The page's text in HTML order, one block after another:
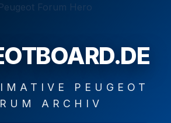
PEUGEOT
ARCHIV